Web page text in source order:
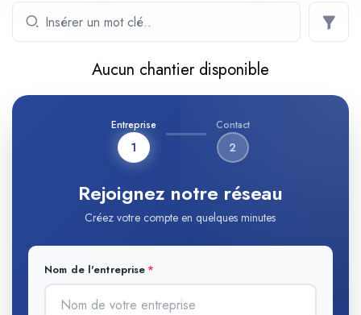
Aucun chantier disponible
Entreprise
1
Contact
2
Rejoignez notre réseau
Créez votre compte en quelques minutes
Nom de l'entreprise